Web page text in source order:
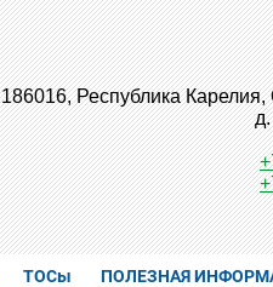
186016, Республика
ТОСы ПОЛЕЗНАЯ